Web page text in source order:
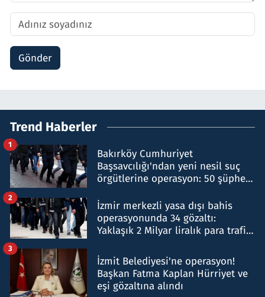
Gönder
Trend Haberler
Bakırköy Cumhuriyet
Başsavcılığı'ndan yeni nesil suç
örgütlerine operasyon: 50 şüpheli
1
İzmir merkezli yasa dışı bahis
operasyonunda 34 gözaltı:
Yaklaşık 2 Milyar liralık para trafiği
2
İzmit Belediyesi'ne operasyon!
Başkan Fatma Kaplan Hürriyet ve
eşi gözaltına alındı
3